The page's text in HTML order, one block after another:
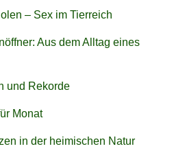
– Sex im Tierreich
Aus dem Alltag eines
und Rekorde
Monat
in der heimischen Natur